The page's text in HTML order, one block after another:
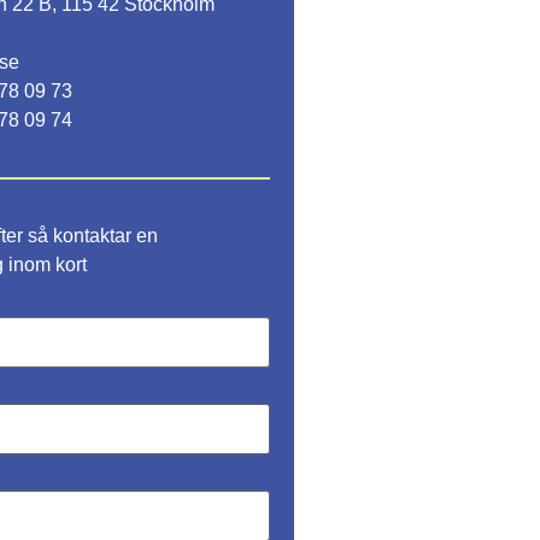
22 B, 115 42 Stockholm
09 73
09 74
så kontaktar en
inom kort